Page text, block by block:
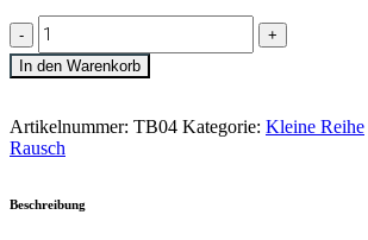
»ODER
BRUCH«
Tobias
In den Warenkorb
Artikelnummer: TB04 Kategorie: Kleine Reihe
Rausch
Beschreibung